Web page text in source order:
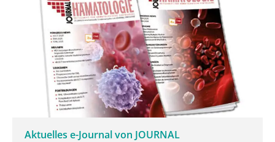
Aktuelles e-Journal von JOURNAL